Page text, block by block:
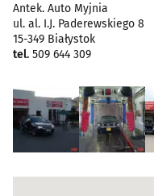
Antek. Auto Myjnia
ul. al. I.J. Paderewskiego 8
15-349 Białystok
tel. 509 644 309